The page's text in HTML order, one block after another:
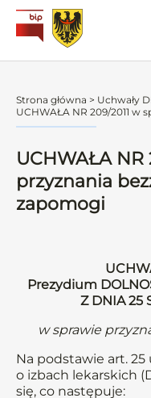
Strona główna > Uchwały
UCHWAŁA NR 209/2011 w
UCHWAŁA NR
przyznania
zapomogi
Prezydium
Z DNIA 25
w sprawie
Na podstawie art.
o izbach lekarskich
się, co następuje: